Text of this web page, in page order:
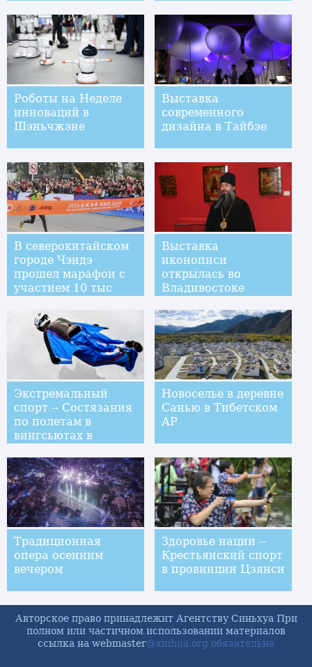
провинции Фуцзянь
Роботы на Неделе
инноваций в
Шэньчжэне
Выставка
современного
дизайна в Тайбэе
В северокитайском
городе Чэндэ
прошел марафон с
участием 10 тыс
Выставка
иконописи
открылась во
Владивостоке
Экстремальный
спорт -- Состязания
по полетам в
вингсьютах в
Новоселье в деревне
Санью в Тибетском
АР
Традиционная
опера осенним
вечером
Здоровье нации --
Крестьянский спорт
в провинции Цзянси
Авторское право принадлежит Агентству Синьхуа При
полном или частичном использовании материалов
ссылка на webmaster@xinhua.org обязательна